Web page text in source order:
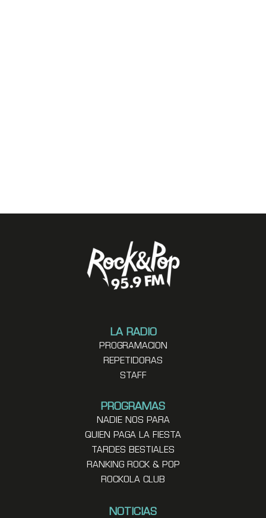
LA RADIO
PROGRAMACION
REPETIDORAS
STAFF
PROGRAMAS
NADIE NOS PARA
QUIEN PAGA LA FIESTA
TARDES BESTIALES
RANKING ROCK & POP
ROCKOLA CLUB
NOTICIAS